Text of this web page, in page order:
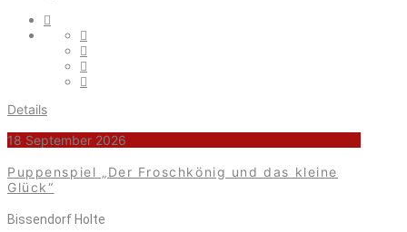
Details
18 September 2026
Puppenspiel „Der Froschkönig und das kleine
Glück“
Bissendorf Holte